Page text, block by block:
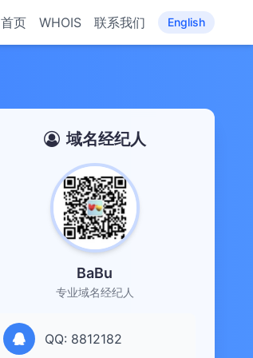
首页 WHOIS 联系我们 English
域名经纪人
BaBu
专业域名经纪人
QQ: 8812182